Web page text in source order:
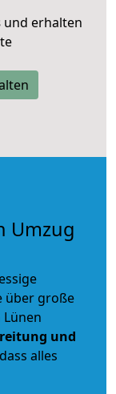
und erhalten
Umzug
über große
und
alles